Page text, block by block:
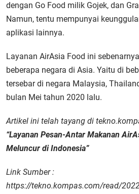
dengan Go Food milik Gojek, dan
Namun, tentu mempunyai
aplikasi lainnya.
Layanan AirAsia Food ini
beberapa negara di Asia. Yaitu di
tersebar di negara Malaysia,
bulan Mei tahun 2020 lalu.
Artikel ini telah tayang di
“Layanan Pesan-Antar Makanan
Meluncur di Indonesia”
Link Sumber :
https://tekno.kompas.com/read/